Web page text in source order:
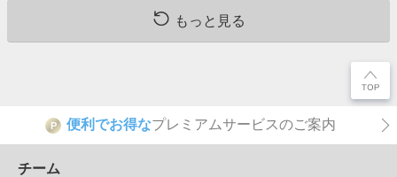
もっと見る
P 便利でお得なプレミアムサービスのご案内
チーム